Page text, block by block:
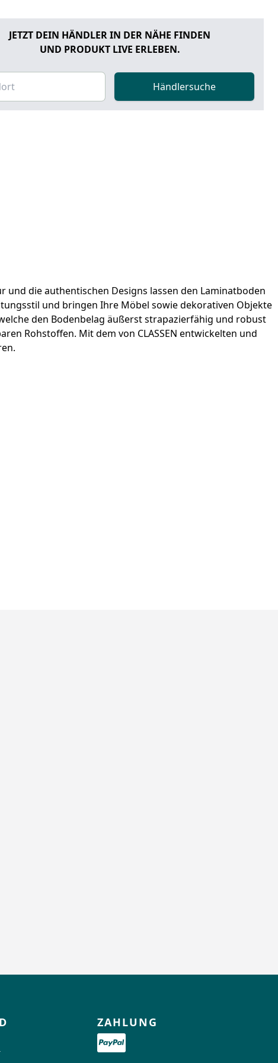
JETZT DEIN HÄNDLER IN DER NÄHE FINDEN
UND PRODUKT LIVE ERLEBEN.
Händlersuche
die authentischen Designs lassen den Laminatboden
und bringen Ihre Möbel sowie dekorativen Objekte
den Bodenbelag äußerst strapazierfähig und robust
Rohstoffen. Mit dem von CLASSEN entwickelten und
ZAHLUNG